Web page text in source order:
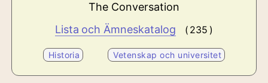
The Conversation
Lista och Ämneskatalog
( 235 )
Historia Vetenskap och universitet